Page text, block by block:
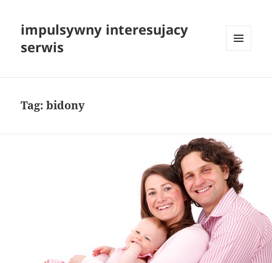
impulsywny interesujacy
serwis
Tag:bidony